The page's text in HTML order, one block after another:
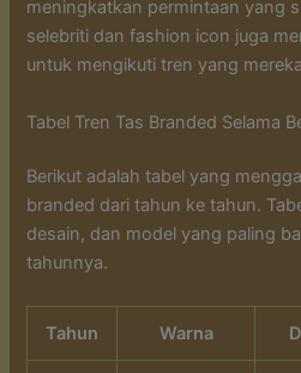
meningkatkan permintaan yang
selebriti dan fashion icon juga
untuk mengikuti tren yang
Tabel Tren Tas Branded Selama
Berikut adalah tabel yang
branded dari tahun ke tahun.
desain, dan model yang paling
tahunnya.
Tahun Warna